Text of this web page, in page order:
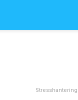
Stresshantering